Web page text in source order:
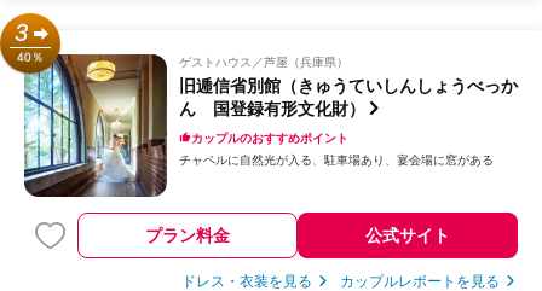
3
40％ ゲストハウス 芦屋（兵庫県）
旧逓信省別館（きゅうていしんしょうべっか
ん 国登録有形文化財）
カップルのおすすめポイント
チャペルに自然光が入る
駐車場あり 宴会場に窓がある
プラン料金 公式サイト
ドレス・衣装を見る カップルレポートを見る